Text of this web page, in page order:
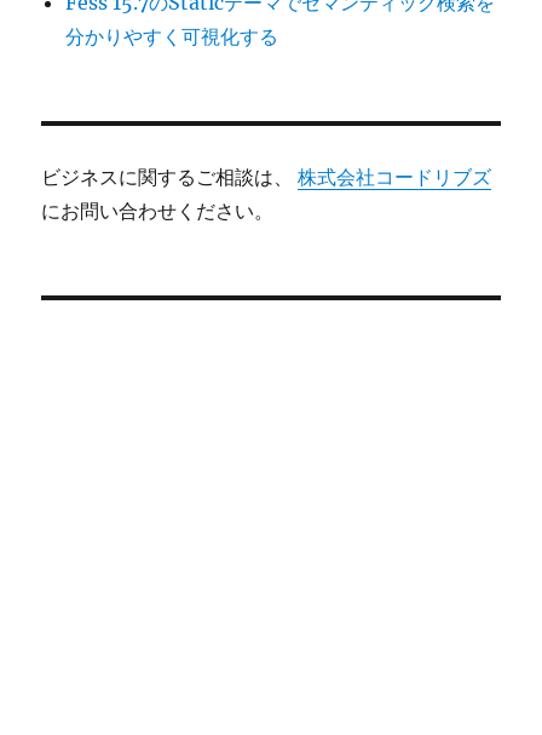
分かりやすく可視化する
ビジネスに関するご相談は、株式会社コードリブズ
にお問い合わせください。